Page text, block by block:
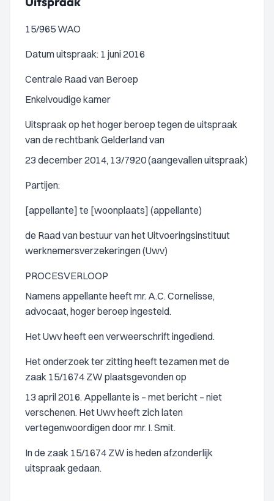
15/965 WAO
Datum uitspraak: 1 juni 2016
Centrale Raad van Beroep
Enkelvoudige kamer
Uitspraak op het hoger beroep tegen de uitspraak
van de rechtbank Gelderland van
23 december 2014, 13/7920 (aangevallen uitspraak)
Partijen:
[appellante] te [woonplaats] (appellante)
de Raad van bestuur van het Uitvoeringsinstituut
werknemersverzekeringen (Uwv)
PROCESVERLOOP
Namens appellante heeft mr. A.C. Cornelisse,
advocaat, hoger beroep ingesteld.
Het Uwv heeft een verweerschrift ingediend.
Het onderzoek ter zitting heeft tezamen met de
zaak 15/1674 ZW plaatsgevonden op
13 april 2016. Appellante is – met bericht – niet
verschenen. Het Uwv heeft zich laten
vertegenwoordigen door mr. I. Smit.
In de zaak 15/1674 ZW is heden afzonderlijk
uitspraak gedaan.